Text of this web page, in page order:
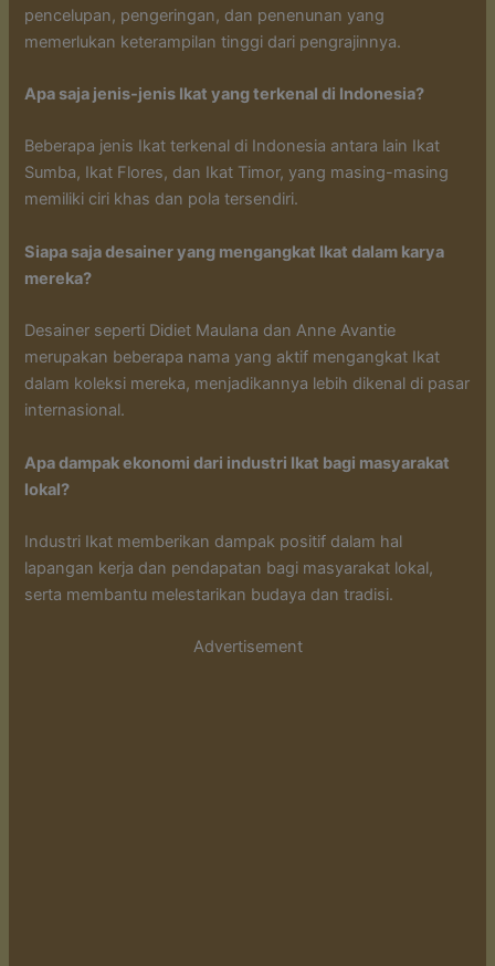
pencelupan, pengeringan, dan penenunan yang
memerlukan keterampilan tinggi dari pengrajinnya.
Apa saja jenis-jenis Ikat yang terkenal di Indonesia?
Beberapa jenis Ikat terkenal di Indonesia antara lain Ikat
Sumba, Ikat Flores, dan Ikat Timor, yang masing-masing
memiliki ciri khas dan pola tersendiri.
Siapa saja desainer yang mengangkat Ikat dalam karya
mereka?
Desainer seperti Didiet Maulana dan Anne Avantie
merupakan beberapa nama yang aktif mengangkat Ikat
dalam koleksi mereka, menjadikannya lebih dikenal di pasar
internasional.
Apa dampak ekonomi dari industri Ikat bagi masyarakat
lokal?
Industri Ikat memberikan dampak positif dalam hal
lapangan kerja dan pendapatan bagi masyarakat lokal,
serta membantu melestarikan budaya dan tradisi.
Advertisement